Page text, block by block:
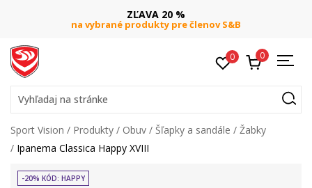
ZĽAVA 20 %
na vybrané produkty pre členov S&B
0 0
Vyhľadaj na stránke
Sport Vision Produkty Obuv Šľapky a sandále
Žabky
Ipanema Classica Happy XVIII
-20% KÓD: HAPPY